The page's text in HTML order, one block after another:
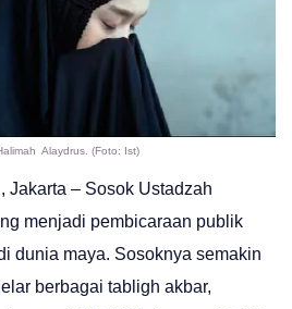
Alaydrus. (Foto: Ist)
, Jakarta – Sosok Ustadzah
menjadi pembicaraan publik
dunia maya. Sosoknya semakin
berbagai tabligh akbar,